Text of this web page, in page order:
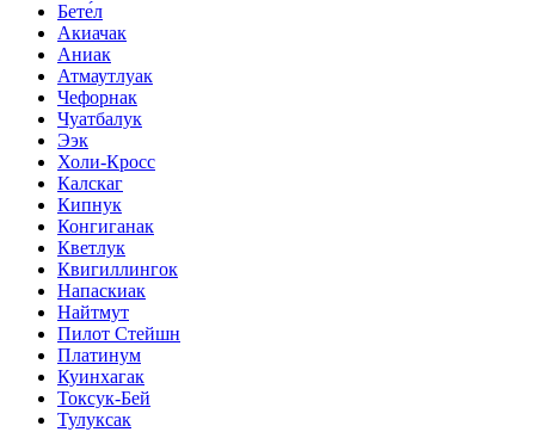
Бете́л
Акиачак
Аниак
Атмаутлуак
Чефорнак
Чуатбалук
Ээк
Холи-Кросс
Калскаг
Кипнук
Конгиганак
Кветлук
Квигиллингок
Напаскиак
Найтмут
Пилот Стейшн
Платинум
Куинхагак
Токсук-Бей
Тулуксак